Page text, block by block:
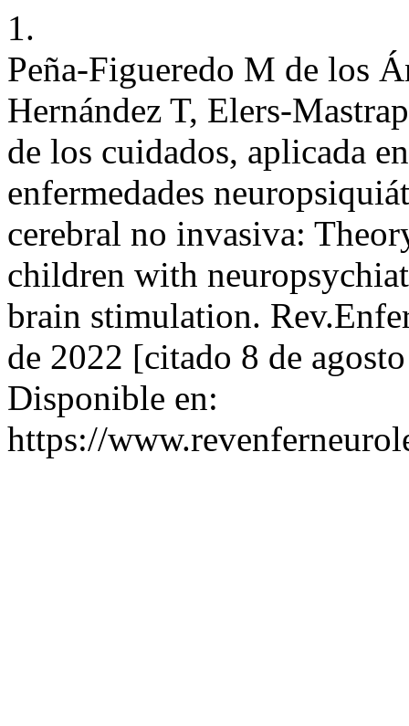
1.
Peña-Figueredo M de los
Hernández T, Elers-
de los cuidados, aplicada
enfermedades
cerebral no invasiva:
children with
brain stimulation.
de 2022 [citado 8 de
Disponible en:
https://